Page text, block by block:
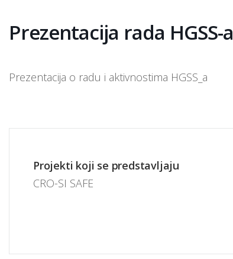
Prezentacija rada HGSS-a
Prezentacija o radu i aktivnostima HGSS_a
Projekti koji se predstavljaju
CRO-SI SAFE